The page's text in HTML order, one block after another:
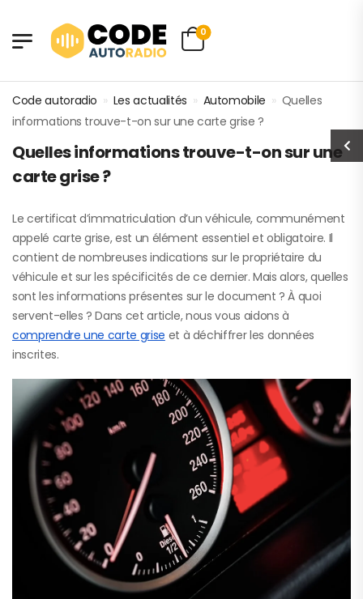
0
Code autoradio » Les actualités » Automobile » Quelles
informations trouve-t-on sur une carte grise ?
Quelles informations trouve-t-on sur une
carte grise ?
Le certificat d’immatriculation d’un véhicule, communément
appelé carte grise, est un élément essentiel et obligatoire. Il
contient de nombreuses indications sur le propriétaire du
véhicule et sur les spécificités de ce dernier. Mais alors, quelles
sont les informations présentes sur le document ? À quoi
servent-elles ? Dans cet article, nous vous aidons à
comprendre une carte grise et à déchiffrer les données
inscrites.